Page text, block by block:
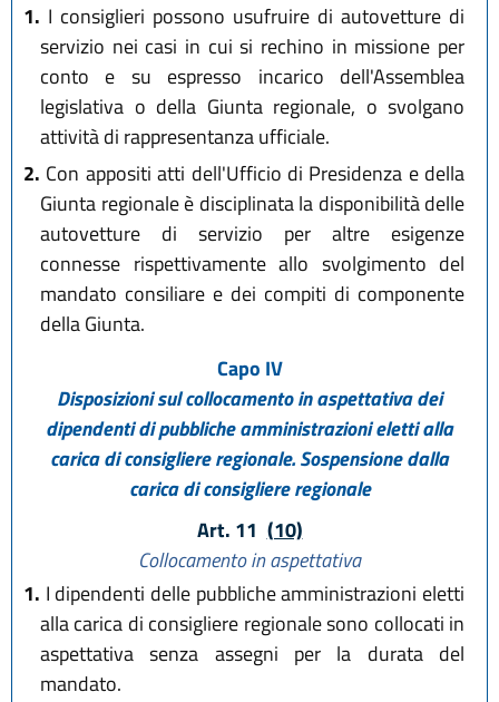
1. I consiglieri possono usufruire di autovetture di
servizio nei casi in cui si rechino in missione per
conto e su espresso incarico dell'Assemblea
legislativa o della Giunta regionale, o svolgano
attività di rappresentanza ufficiale.
2. Con appositi atti dell'Ufficio di Presidenza e della
Giunta regionale è disciplinata la disponibilità delle
autovetture di servizio per altre esigenze
connesse rispettivamente allo svolgimento del
mandato consiliare e dei compiti di componente
della Giunta.
Capo IV
Disposizioni sul collocamento in aspettativa dei
dipendenti di pubbliche amministrazioni eletti alla
carica di consigliere regionale. Sospensione dalla
carica di consigliere regionale
Art. 11 (10)
Collocamento in aspettativa
1. I dipendenti delle pubbliche amministrazioni eletti
alla carica di consigliere regionale sono collocati in
aspettativa senza assegni per la durata del
mandato.